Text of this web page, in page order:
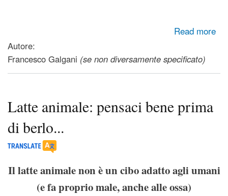
Read more
about E-book gratuito: VegFacile - Passo a veg! Per
Autore:
Francesco Galgani (se non diversamente specificato)
Latte animale: pensaci bene prima
di berlo...
Il latte animale non è un cibo adatto agli umani
(e fa proprio male, anche alle ossa)